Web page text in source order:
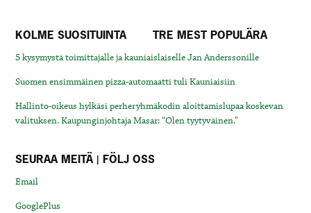
KOLME SUOSITUINTA TRE MEST POPULÄRA
5 kysymystä toimittajalle ja kauniaislaiselle Jan Anderssonille
Suomen ensimmäinen pizza-automaatti tuli Kauniaisiin
Hallinto-oikeus hylkäsi perheryhmäkodin aloittamislupaa koskevan
valituksen. Kaupunginjohtaja Masar: “Olen tyytyväinen.”
SEURAA MEITÄ | FÖLJ OSS
Email
GooglePlus